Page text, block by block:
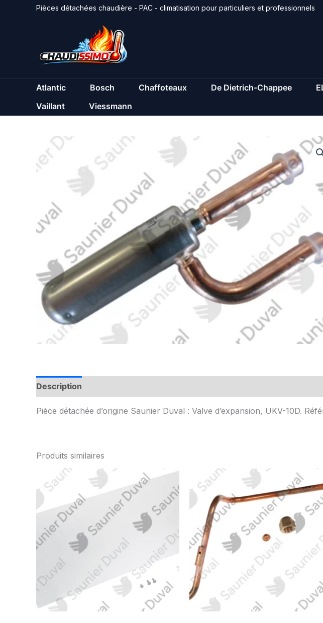
Pièces détachées chaudière - PAC - climatisation pour particuliers et professionnels
Atlantic Bosch Chaffoteaux De Dietrich-Chappee
Vaillant
Viessmann
Description
Pièce détachée d’origine Saunier Duval : Valve d’expansion, UKV-10D.
Produits similaires